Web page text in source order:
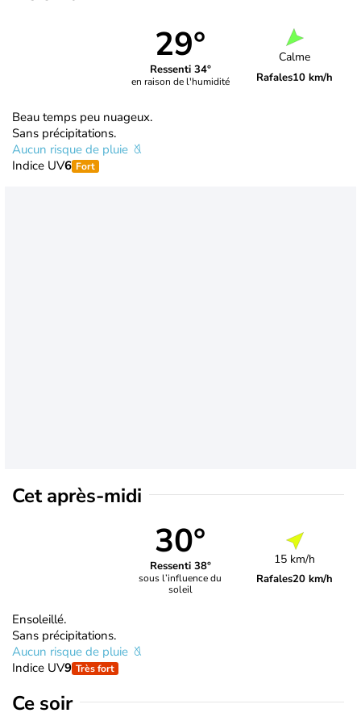
29°
Ressenti 34°
en raison de l'humidité
Calme
Rafales10 km/h
Beau temps peu nuageux.
Sans précipitations.
Aucun risque de pluie
Indice UV6 Fort
Cet après-midi
30°
Ressenti 38°
sous l’influence du
soleil
15 km/h
Rafales20 km/h
Ensoleillé.
Sans précipitations.
Aucun risque de pluie
Indice UV9 Très fort
Ce soir